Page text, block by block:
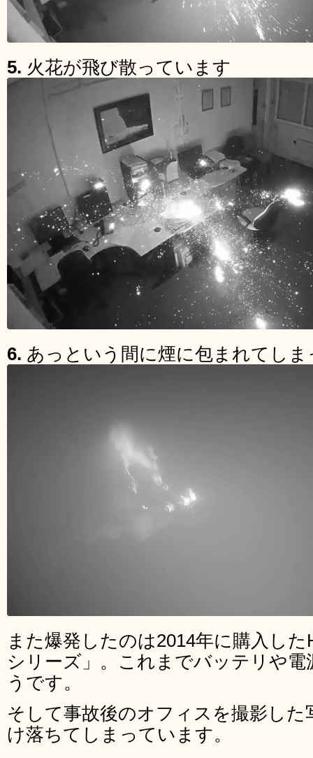
5. 火花が飛び散っています
6. あっという間に煙に包まれてし
また爆発したのは2014年に購入し
シリーズ」。これまでバッテリや
うです。
そして事故後のオフィスを撮影し
け落ちてしまっています。